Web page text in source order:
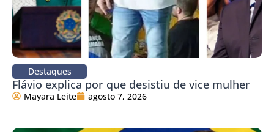
Destaques
Flávio explica por que desistiu de vice mulher
Mayara Leite agosto 7, 2026